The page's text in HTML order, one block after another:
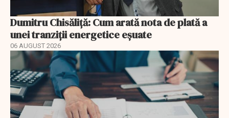
Dumitru Chisăliță: Cum arată nota de plată a
unei tranziții energetice eșuate
06 AUGUST 2026